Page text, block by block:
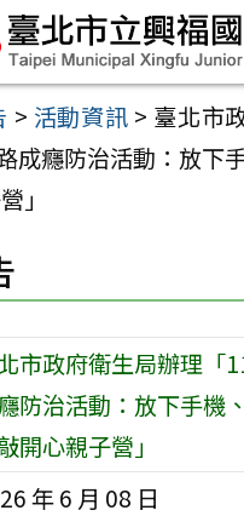
> 活動資訊 > 臺北市
成癮防治活動：放下
」
市政府衛生局辦理「
防治活動：放下手機
開心親子營」
年 6 月 08 日